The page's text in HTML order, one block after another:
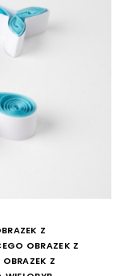
Z
OBRAZEK Z
Z